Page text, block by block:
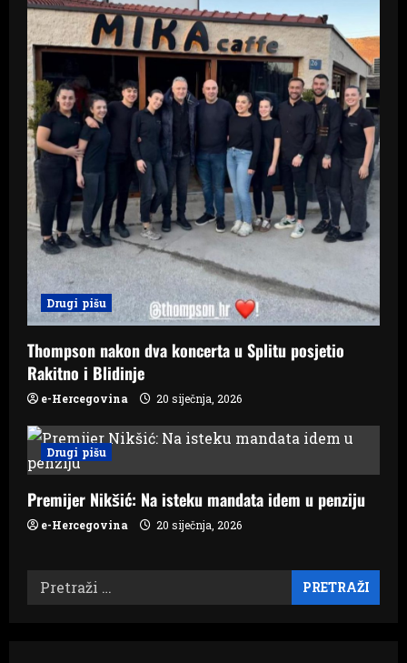
Drugi pišu
Thompson nakon dva koncerta u Splitu posjetio
Rakitno i Blidinje
e-Hercegovina 20 siječnja, 2026
Drugi pišu
Premijer Nikšić: Na isteku mandata idem u penziju
e-Hercegovina 20 siječnja, 2026
Pretraži: